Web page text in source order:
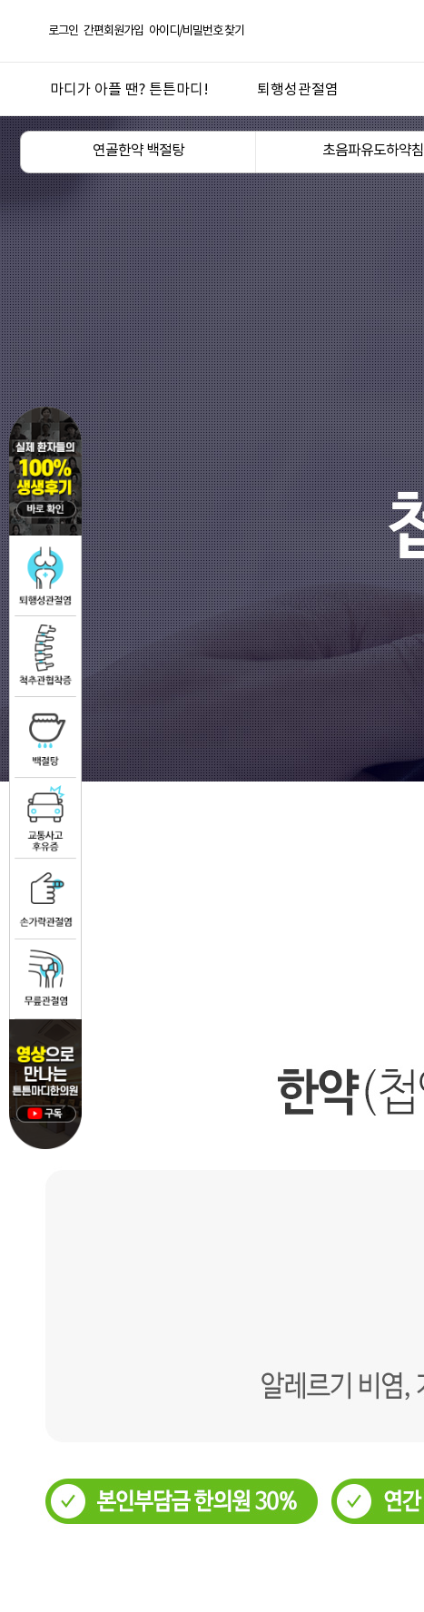
로그인 간편회원가입 아이디/비밀번호 찾기
마디가 아플 땐? 튼튼마디! 퇴행성관절염
선택! 튼튼마디
튼튼마디 연혁
좋은약재 안심탕전
언론 보도 및 칼럼
튼튼마디 TV
도서
진료절차
지점안내
퇴행성관절염
반월상연골손상
무릎연골연화증
산후관절통
기타 관절질환
관절건강생활
연골한약 백절탕 초음파유도하약침